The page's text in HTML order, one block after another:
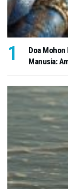
Doa
Manusia: